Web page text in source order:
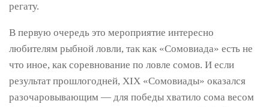
регату.
В первую очередь это мероприятие интересно
любителям рыбной ловли, так как «Сомовиада» есть не
что иное, как соревнование по ловле сомов. И если
результат прошлогодней, XIX «Сомовиады» оказался
разочаровывающим — для победы хватило сома весом